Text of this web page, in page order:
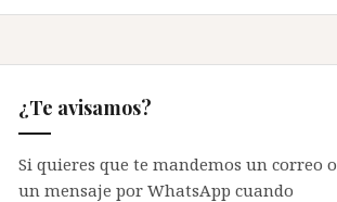
¿Te avisamos?
Si quieres que te mandemos un correo o
un mensaje por WhatsApp cuando